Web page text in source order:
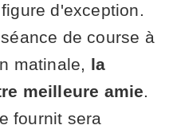
d'exception.
de course à
matinale, la
meilleure amie.
fournit sera